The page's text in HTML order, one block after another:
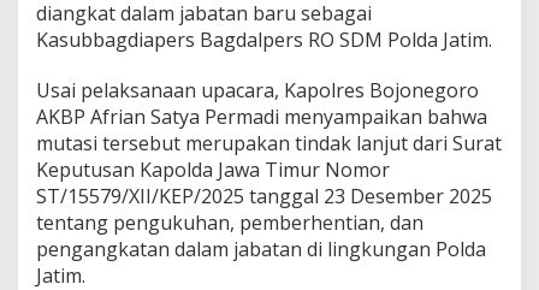
diangkat dalam jabatan baru sebagai
Kasubbagdiapers Bagdalpers RO SDM Polda Jatim.
Usai pelaksanaan upacara, Kapolres Bojonegoro
AKBP Afrian Satya Permadi menyampaikan bahwa
mutasi tersebut merupakan tindak lanjut dari Surat
Keputusan Kapolda Jawa Timur Nomor
ST/15579/XII/KEP/2025 tanggal 23 Desember 2025
tentang pengukuhan, pemberhentian, dan
pengangkatan dalam jabatan di lingkungan Polda
Jatim.